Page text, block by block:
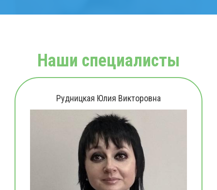
Наши специалисты
Рудницкая Юлия Викторовна